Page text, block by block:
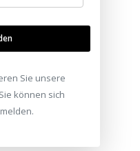
Sie unsere
können sich